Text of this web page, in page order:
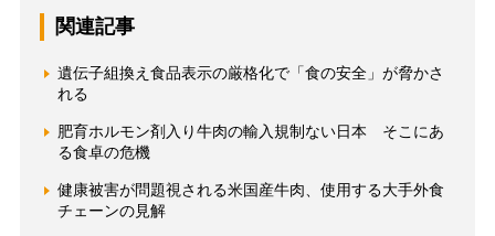
関連記事
遺伝子組換え食品表示の厳格化で「食の安全」が脅かさ
れる
肥育ホルモン剤入り牛肉の輸入規制ない日本 そこにあ
る食卓の危機
健康被害が問題視される米国産牛肉、使用する大手外食
チェーンの見解